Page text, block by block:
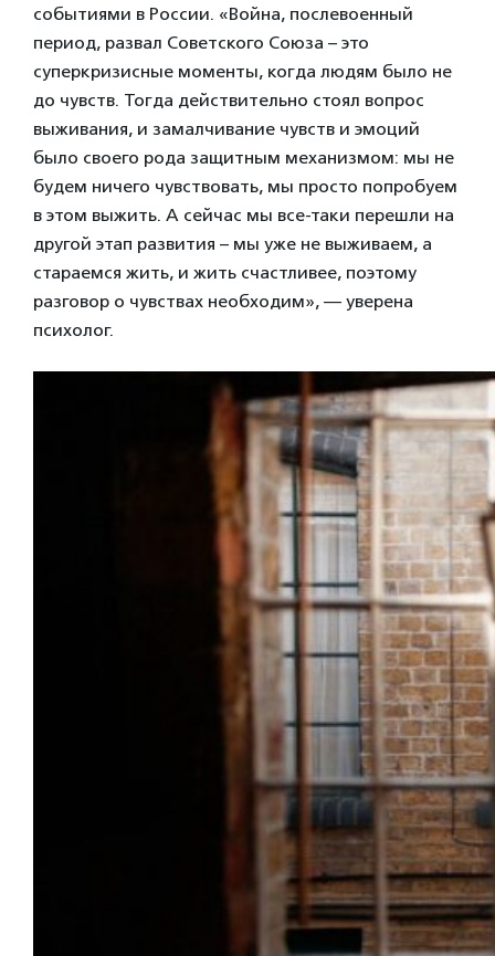
событиями в России. «Война, послевоенный
период, развал Советского Союза – это
суперкризисные моменты, когда людям было не
до чувств. Тогда действительно стоял вопрос
выживания, и замалчивание чувств и эмоций
было своего рода защитным механизмом: мы не
будем ничего чувствовать, мы просто попробуем
в этом выжить. А сейчас мы все-таки перешли на
другой этап развития – мы уже не выживаем, а
стараемся жить, и жить счастливее, поэтому
разговор о чувствах необходим», — уверена
психолог.